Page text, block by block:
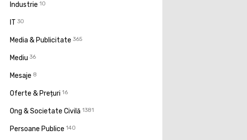
Industrie 10
IT 30
Media & Publicitate 365
Mediu 36
Mesaje 8
Oferte & Prețuri 16
Ong & Societate Civilă 1381
Persoane Publice 140